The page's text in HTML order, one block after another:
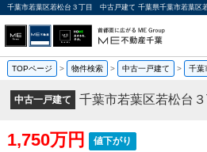
TOPページ > 物件検索 > 中古一戸建て > 千葉
中古一戸建て 千葉市若葉区若松台
1,750万円 値下がり